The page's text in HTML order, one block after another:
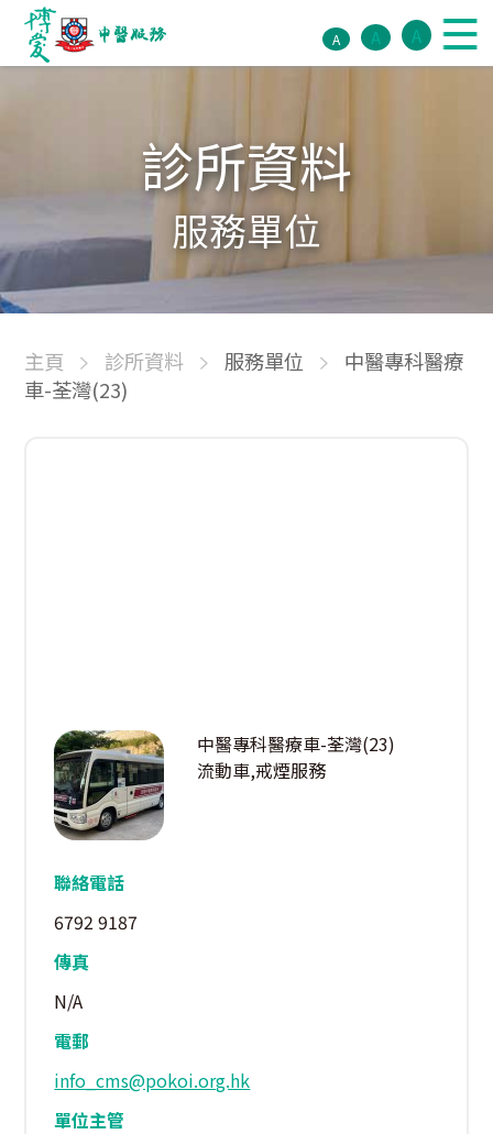
A A A
診所資料
服務單位
主頁 診所資料 服務單位
中醫專科醫療
車-荃灣(23)
中醫專科醫療車-荃灣(23)
流動車,戒煙服務
聯絡電話
6792 9187
傳真
N/A
電郵
info_cms@pokoi.org.hk
單位主管